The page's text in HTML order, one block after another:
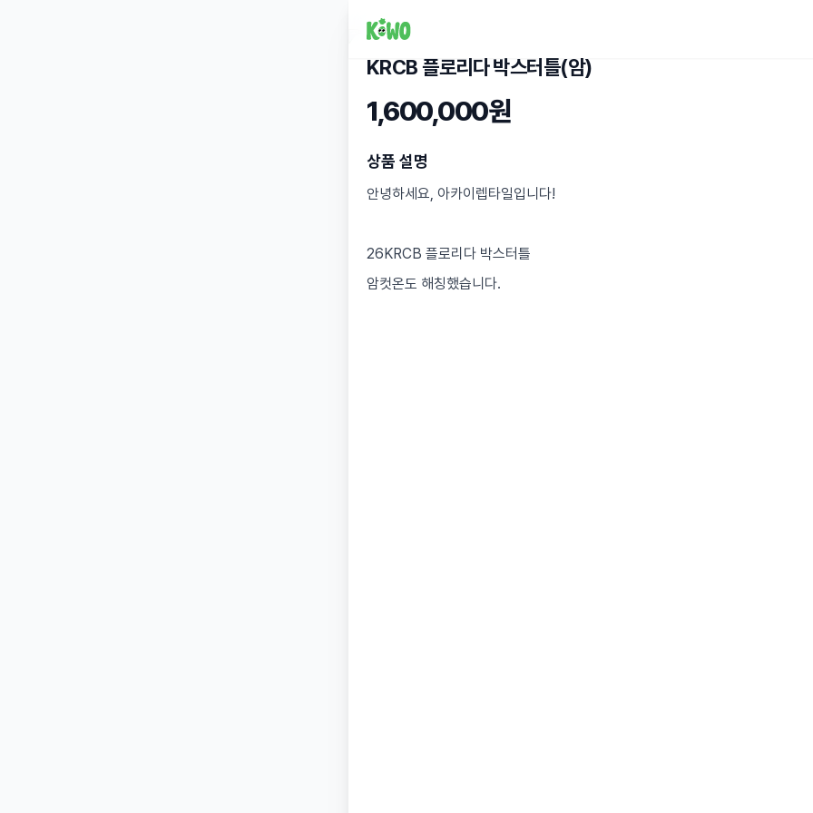
KRCB 플로리다 박스터틀(암)
1,600,000원
상품 설명
안녕하세요, 아카이렙타일입니다!
26KRCB 플로리다 박스터틀
암컷온도 해칭했습니다.